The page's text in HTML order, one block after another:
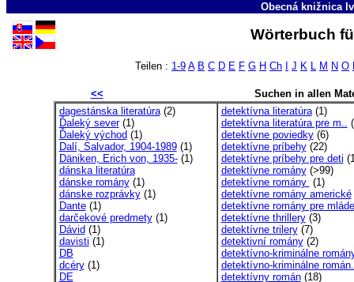
Obecná knižnica
Wörterbuch
Teilen : 1-9 A B C D E F G H Ch J K L M N O
<<
Suchen in allen
dagestánska literatúra(2)
Ďaleký sever(1)
Ďaleký východ (1)
Dalí, Salvador, 1904-1989(1)
Däniken, Erich von, 1935-(1)
dánska literatúra
dánske romány(1)
dánske rozprávky(1)
Dante(1)
darčekové predmety(1)
Dávid (1)
davisti (1)
DB
dcéry(1)
DE
detektívna literatúra(1)
detektívna literatúra pre m..
detektívne poviedky(6)
detektívne príbehy(22)
detektívne príbehy pre deti
detektívne romány(>99)
detektívne romány (1)
detektívne romány americké
detektívne romány pre
detektívne thrillery(3)
detektívne trilery(7)
detektivní romány(2)
detektívno-kriminálne
detektívno-kriminálne
detektívny román(18)